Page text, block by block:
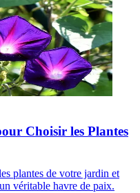
Choisir les Plantes
plantes de votre jardin et
véritable havre de paix.